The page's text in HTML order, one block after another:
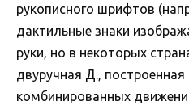
рукописного шрифтов
дактильные знаки
руки, но в некоторых
двуручная Д., построенная
комбинированных